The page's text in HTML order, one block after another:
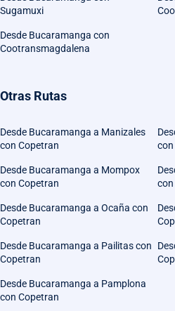
Sugamuxi
Desde Bucaramanga con
Cootransmagdalena
Otras Rutas
Desde Bucaramanga a Manizales
con Copetran
Desde Bucaramanga a Mompox
con Copetran
Desde Bucaramanga a Ocaña con
Copetran
Desde Bucaramanga a Pailitas con
Copetran
Desde Bucaramanga a Pamplona
con Copetran